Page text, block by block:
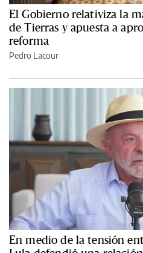
El Gobierno relativiza la
de Tierras y apuesta a
reforma
Pedro Lacour
En medio de la tensión